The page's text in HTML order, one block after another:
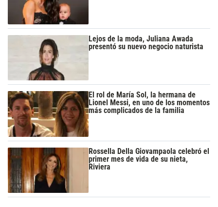
Lejos de la moda, Juliana Awada
presentó su nuevo negocio naturista
El rol de María Sol, la hermana de
Lionel Messi, en uno de los momentos
más complicados de la familia
Rossella Della Giovampaola celebró el
primer mes de vida de su nieta,
Riviera